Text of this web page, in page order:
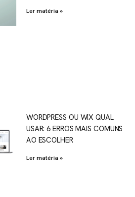
Ler matéria »
WORDPRESS OU WIX QUAL
USAR: 6 ERROS MAIS COMUNS
AO ESCOLHER
Ler matéria »